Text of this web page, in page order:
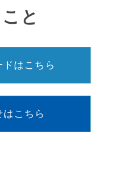
と
ドはこちら
はこちら